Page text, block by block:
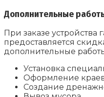
Дополнительные
При заказе устройства
предоставляется
дополнительные
Установка
Оформление
Создание